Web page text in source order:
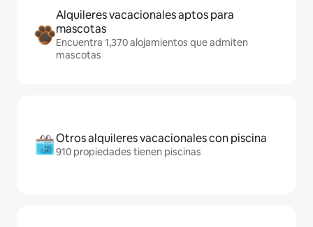
Alquileres vacacionales aptos para
mascotas
Encuentra 1,370 alojamientos que admiten
mascotas
Otros alquileres vacacionales con piscina
910 propiedades tienen piscinas